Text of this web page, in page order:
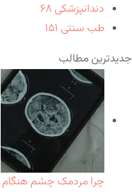
دندانپزشکی ۶۸
طب سنتی ۱۵۱
جدیدترین مطالب
چرا مردمک چشم